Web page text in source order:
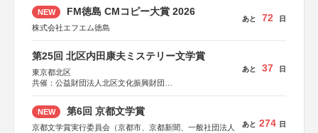
NEW FM徳島 CMコピー大賞 2026
株式会社エフエム徳島
あと 72 日
第25回 北区内田康夫ミステリー文学賞
東京都北区
共催：公益財団法人北区文化振興財団
協賛：株式会社実業之日本社
あと 37 日
NEW 第6回 京都文学賞
京都文学賞実行委員会（京都市、京都新聞、一般社団法人
あと 274 日